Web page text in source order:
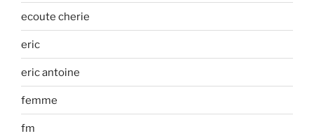
ecoute cherie
eric
eric antoine
femme
fm